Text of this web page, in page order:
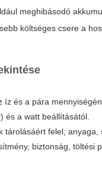
meghibásodó
költséges csere a
íz és a pára
és a watt beállításától.
tárolásáért felel;
biztonság, töltési